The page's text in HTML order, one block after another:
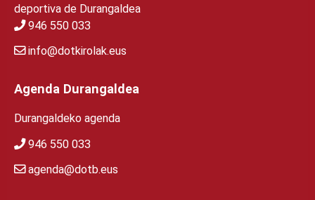
deportiva de Durangaldea
946 550 033
info@dotkirolak.eus
Agenda Durangaldea
Durangaldeko agenda
946 550 033
agenda@dotb.eus